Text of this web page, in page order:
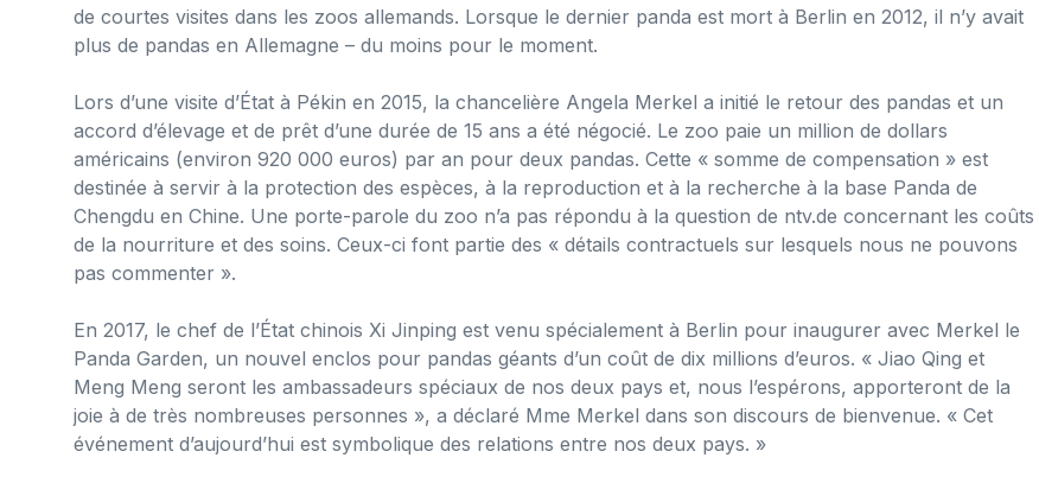
de courtes visites dans les zoos allemands. Lorsque le dernier panda est mort à Berlin en 2012, il n’y avait
plus de pandas en Allemagne – du moins pour le moment.
Lors d’une visite d’État à Pékin en 2015, la chancelière Angela Merkel a initié le retour des pandas et un
accord d’élevage et de prêt d’une durée de 15 ans a été négocié. Le zoo paie un million de dollars
américains (environ 920 000 euros) par an pour deux pandas. Cette « somme de compensation » est
destinée à servir à la protection des espèces, à la reproduction et à la recherche à la base Panda de
Chengdu en Chine. Une porte-parole du zoo n’a pas répondu à la question de ntv.de concernant les coûts
de la nourriture et des soins. Ceux-ci font partie des « détails contractuels sur lesquels nous ne pouvons
pas commenter ».
En 2017, le chef de l’État chinois Xi Jinping est venu spécialement à Berlin pour inaugurer avec Merkel le
Panda Garden, un nouvel enclos pour pandas géants d’un coût de dix millions d’euros. « Jiao Qing et
Meng Meng seront les ambassadeurs spéciaux de nos deux pays et, nous l’espérons, apporteront de la
joie à de très nombreuses personnes », a déclaré Mme Merkel dans son discours de bienvenue. « Cet
événement d’aujourd’hui est symbolique des relations entre nos deux pays. »